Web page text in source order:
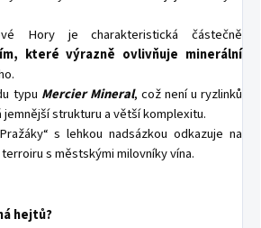
Hory je charakteristická částečně
které výrazně ovlivňuje minerální
typu Mercier Mineral, což není u ryzlinků
strukturu a větší komplexitu.
s lehkou nadsázkou odkazuje na
s městskými milovníky vína.
hejtů?